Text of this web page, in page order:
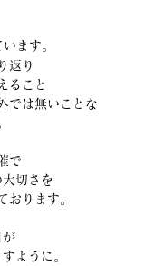
ます。
返り
ること
では無いことな
で
切さを
おります。
が
ように。